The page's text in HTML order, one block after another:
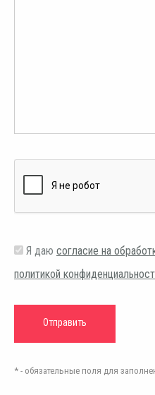
Я даю согласие на
политикой
* - обязательные поля для